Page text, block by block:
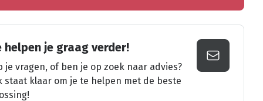
helpen je graag verder!
je vragen, of ben je op zoek naar advies?
staat klaar om je te helpen met de beste